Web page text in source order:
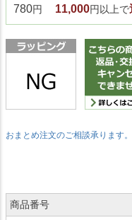
780円 11,000円以上で
おまとめ注文のご相談承ります
商品番号